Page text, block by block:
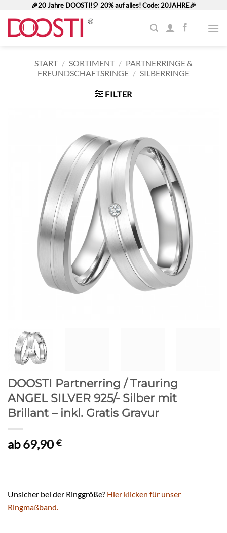
Inhalt
springen
🎉20 Jahre DOOSTI!🎈 20% auf alles! Code: 20JAHRE🎉
START / SORTIMENT / PARTNERRINGE &
FREUNDSCHAFTSRINGE / SILBERRINGE
FILTER
DOOSTI Partnerring / Trauring
ANGEL SILVER 925/- Silber mit
Brillant – inkl. Gratis Gravur
ab69,90€
Unsicher bei der Ringgröße? Hier klicken für unser
Ringmaßband.